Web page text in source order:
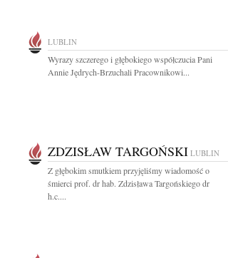
LUBLIN
Wyrazy szczerego i głębokiego współczucia Pani
Annie Jędrych-Brzuchali Pracownikowi...
ZDZISŁAW TARGOŃSKI LUBLIN
Z głębokim smutkiem przyjęliśmy wiadomość o
śmierci prof. dr hab. Zdzisława Targońskiego dr
h.c....